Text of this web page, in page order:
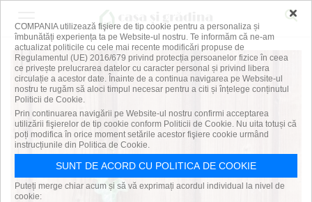
×
COMPANIA utilizează fişiere de tip cookie pentru a personaliza și
îmbunătăți experiența ta pe Website-ul nostru. Te informăm că ne-am
actualizat politicile cu cele mai recente modificări propuse de
Regulamentul (UE) 2016/679 privind protecția persoanelor fizice în ceea
ce privește prelucrarea datelor cu caracter personal și privind libera
circulație a acestor date. Înainte de a continua navigarea pe Website-ul
nostru te rugăm să aloci timpul necesar pentru a citi și înțelege conținutul
Politicii de Cookie.
Prin continuarea navigării pe Website-ul nostru confirmi acceptarea
utilizării fişierelor de tip cookie conform Politicii de Cookie. Nu uita totuși că
poți modifica în orice moment setările acestor fişiere cookie urmând
instrucțiunile din Politica de Cookie.
SUNT DE ACORD CU POLITICA DE COOKIE
Puteți merge chiar acum și să vă exprimați acordul individual la nivel de
cookie: